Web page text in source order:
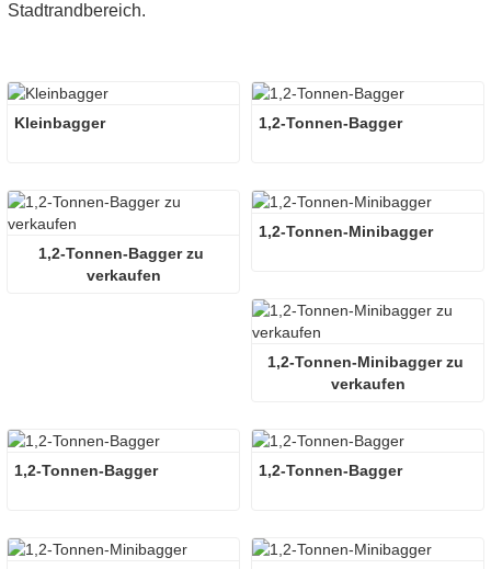
Stadtrandbereich.
Kleinbagger 1,2-Tonnen-Bagger
1,2-Tonnen-Bagger zu
verkaufen
1,2-Tonnen-Minibagger
1,2-Tonnen-Minibagger zu
verkaufen
1,2-Tonnen-Bagger 1,2-Tonnen-Bagger